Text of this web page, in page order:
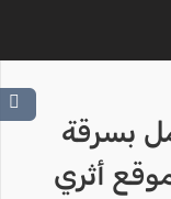
بسرقة
أثري